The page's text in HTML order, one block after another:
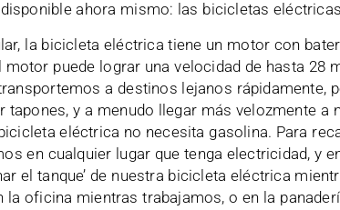
ahora mismo: las bicicletas
la bicicleta eléctrica tiene un motor con
puede lograr una velocidad de hasta 28
a destinos lejanos rápidamente,
tapones, y a menudo llegar más velozmente a
eléctrica no necesita gasolina. Para
en cualquier lugar que tenga electricidad, y
el tanque’ de nuestra bicicleta eléctrica
la oficina mientras trabajamos, o en la